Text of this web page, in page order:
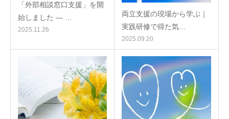
「外部相談窓口支援」を開
始しました ― …
2025.11.26
両立支援の現場から学ぶ｜
実践研修で得た気…
2025.09.20